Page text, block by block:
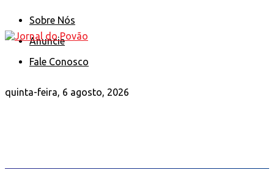
Sobre Nós
Anuncie
Fale Conosco
quinta-feira, 6 agosto, 2026